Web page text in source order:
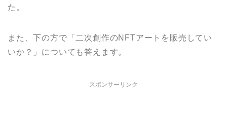
た。
また、下の方で「二次創作のNFTアートを販売してい
いか？」についても答えます。
スポンサーリンク